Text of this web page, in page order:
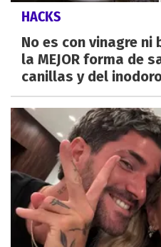
HACKS
No es con vinagre
la MEJOR forma de
canillas y del